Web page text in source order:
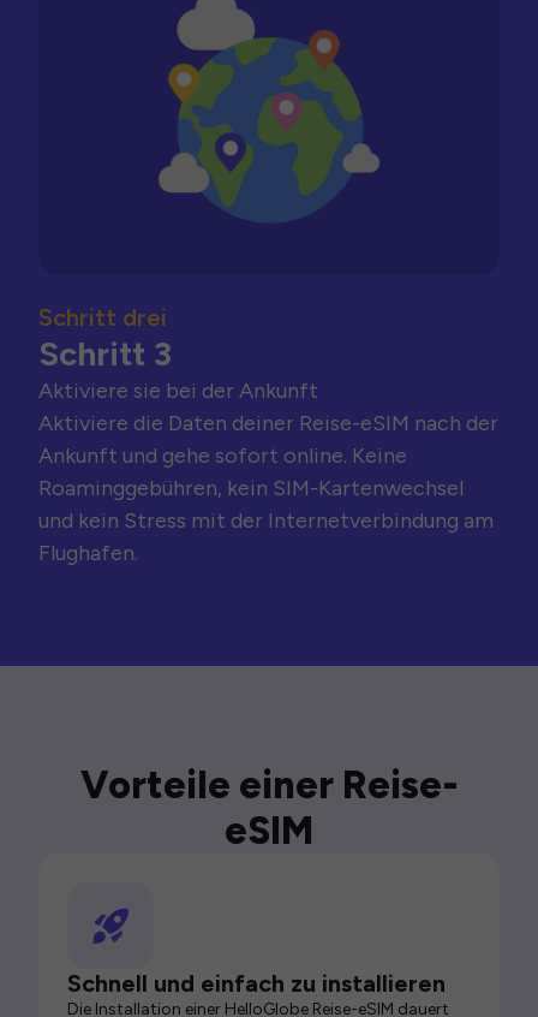
Schritt drei
Schritt 3
Aktiviere sie bei der Ankunft
Aktiviere die Daten deiner Reise-eSIM nach der
Ankunft und gehe sofort online. Keine
Roaminggebühren, kein SIM-Kartenwechsel
und kein Stress mit der Internetverbindung am
Flughafen.
Vorteile einer Reise-
eSIM
Schnell und einfach zu installieren
Die Installation einer HelloGlobe Reise-eSIM dauert